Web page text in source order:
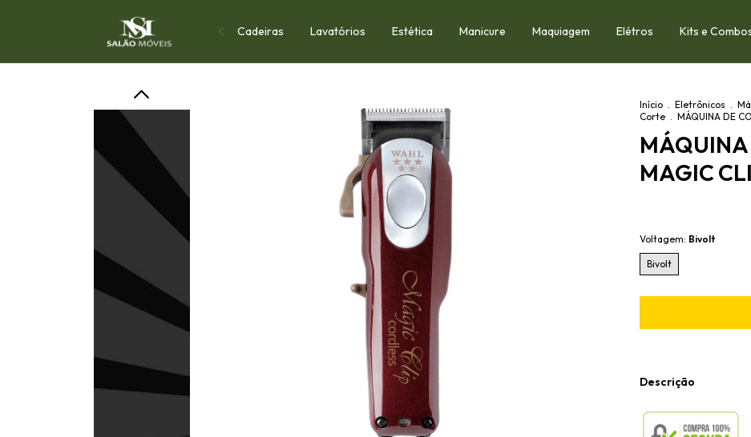
Cadeiras Lavatórios Estética Manicure Maquiagem Elétros Kits e
Início . Eletrônicos .
Corte . MÁQUINA DE
MÁQUINA
MAGIC
Voltagem: Bivolt
Bivolt
Descrição